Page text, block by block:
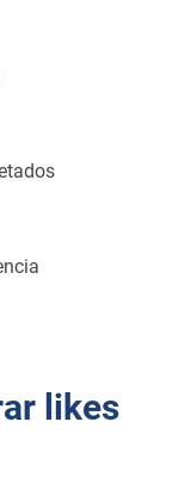
likes